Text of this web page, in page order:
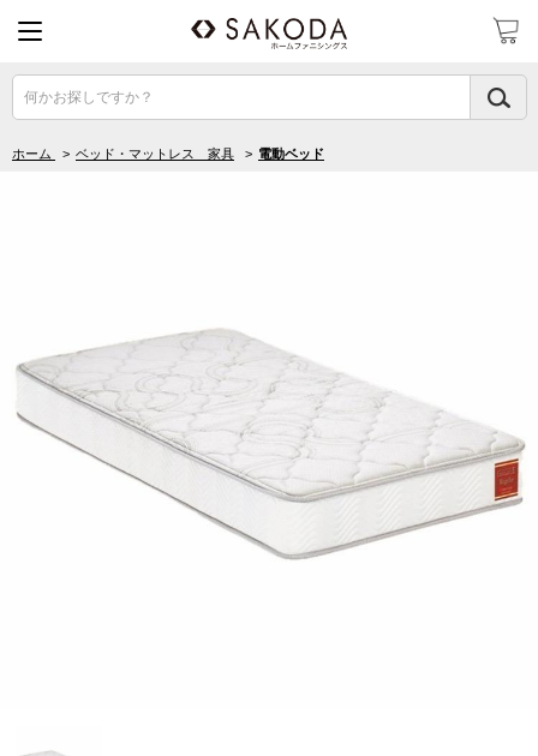
何かお探しですか？
ホーム > ベッド・マットレス 家具 > 電動ベッド